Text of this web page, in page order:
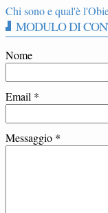
Chi sono e qual'è
MODULO DI
Nome
Email *
Messaggio *